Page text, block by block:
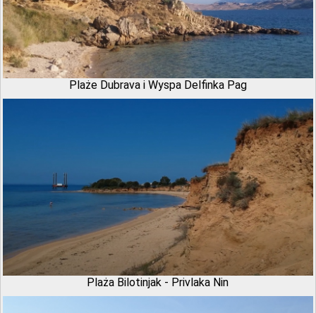
Plaże Dubrava i Wyspa Delfinka Pag
Plaża Bilotinjak - Privlaka Nin